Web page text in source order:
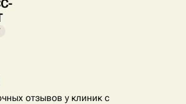
отзывов у клиник с